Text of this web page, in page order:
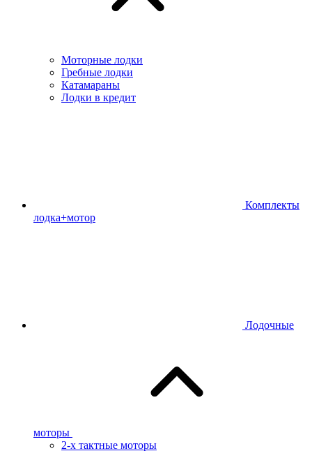
Моторные лодки
Гребные лодки
Катамараны
Лодки в кредит
Комплекты
лодка+мотор
Лодочные
моторы
2-х тактные моторы